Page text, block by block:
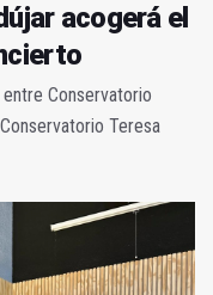
acogerá el
Conservatorio
Teresa